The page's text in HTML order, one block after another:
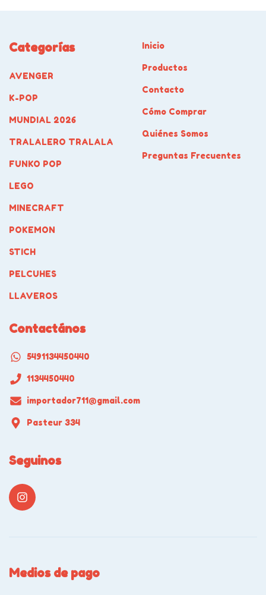
Categorías
AVENGER
K-POP
MUNDIAL 2026
TRALALERO TRALALA
FUNKO POP
LEGO
MINECRAFT
POKEMON
STICH
PELCUHES
LLAVEROS
Inicio
Productos
Contacto
Cómo Comprar
Quiénes Somos
Preguntas Frecuentes
Contactános
5491134450440
1134450440
importador711@gmail.com
Pasteur 334
Seguinos
Medios de pago